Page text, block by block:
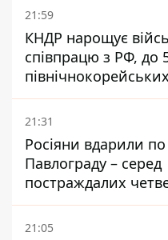
21:59
КНДР нарощує
співпрацю з РФ, до
можуть прибути до
Зеленський
21:31
Росіяни вдарили по
Павлограду – серед
постраждалих
дітей, найменшій
місяці
21:05